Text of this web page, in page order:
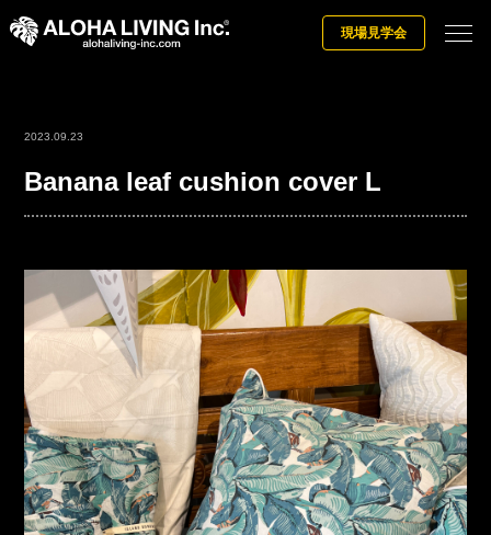
現場見学会
2023.09.23
Banana leaf cushion cover L